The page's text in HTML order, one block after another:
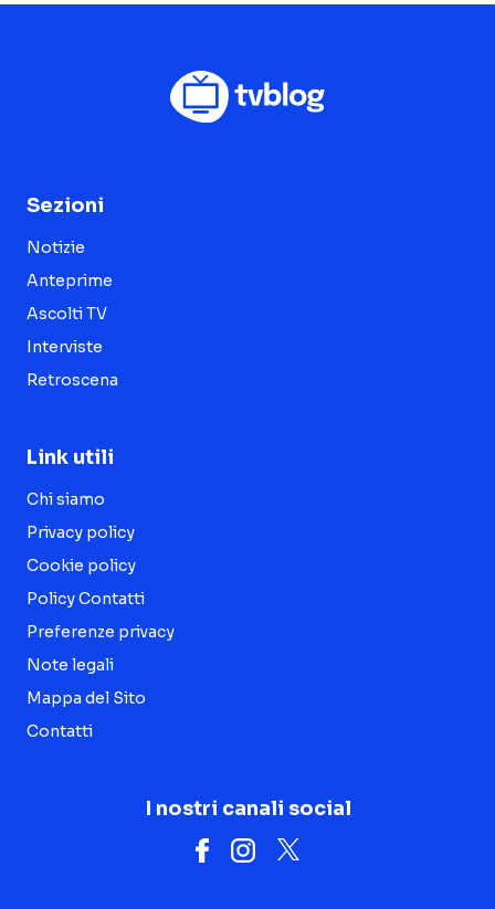
Sezioni
Notizie
Anteprime
Ascolti TV
Interviste
Retroscena
Link utili
Chi siamo
Privacy policy
Cookie policy
Policy Contatti
Preferenze privacy
Note legali
Mappa del Sito
Contatti
I nostri canali social